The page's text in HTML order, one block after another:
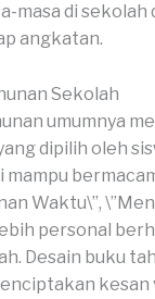
masa di sekolah
angkatan.
Sekolah
umumnya
dipilih oleh
mampu
Waktu\”,
personal
Desain buku
kesan